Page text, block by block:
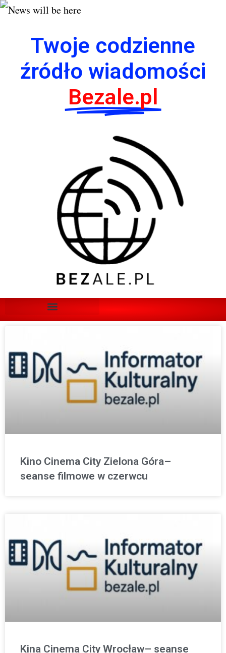
Twoje codzienne
źródło wiadomości
Bezale.pl
Kino Cinema City Zielona Góra–
seanse filmowe w czerwcu
Kina Cinema City Wrocław– seanse